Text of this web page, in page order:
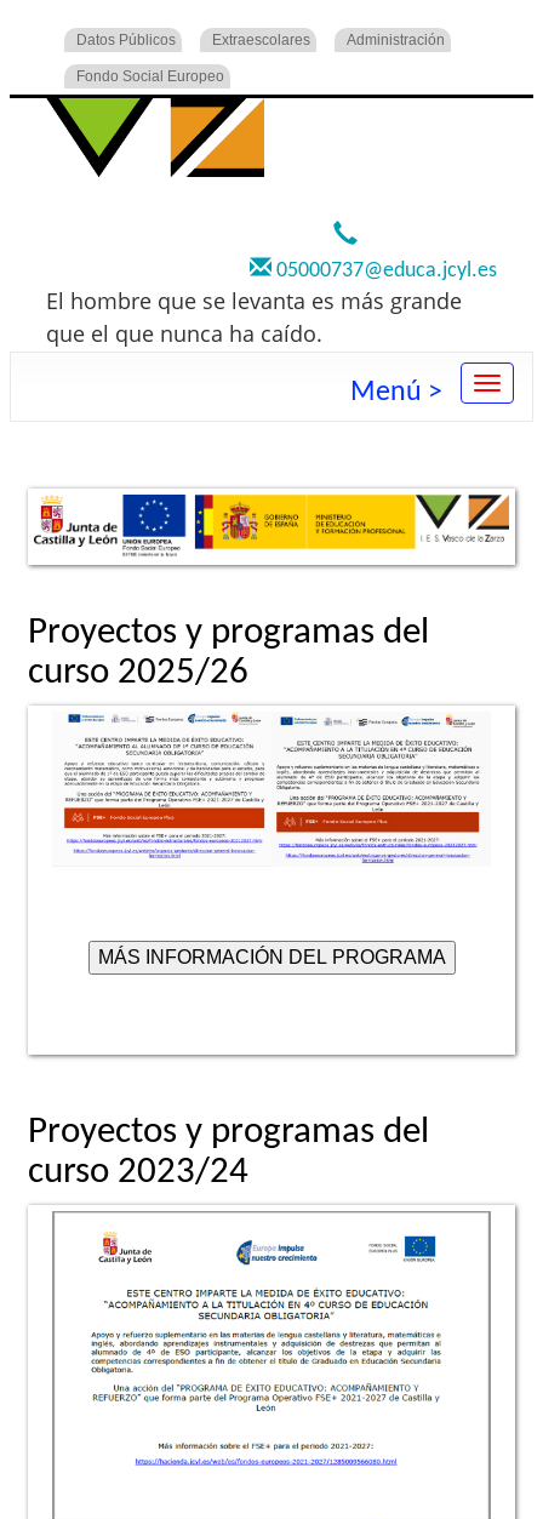
Datos Públicos Extraescolares Administración
Fondo Social Europeo
05000737@educa.jcyl.es
El hombre que se levanta es más grande
que el que nunca ha caído.
Menú >
Proyectos y programas del
curso 2025/26
Proyectos y programas del
curso 2023/24